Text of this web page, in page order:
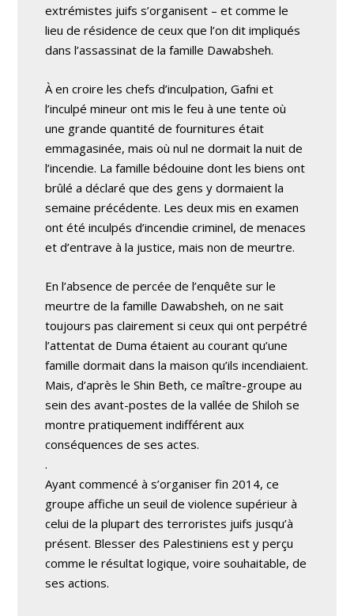
extrémistes juifs s’organisent – et comme le
lieu de résidence de ceux que l’on dit impliqués
dans l’assassinat de la famille Dawabsheh.
À en croire les chefs d’inculpation, Gafni et
l’inculpé mineur ont mis le feu à une tente où
une grande quantité de fournitures était
emmagasinée, mais où nul ne dormait la nuit de
l’incendie. La famille bédouine dont les biens ont
brûlé a déclaré que des gens y dormaient la
semaine précédente. Les deux mis en examen
ont été inculpés d’incendie criminel, de menaces
et d’entrave à la justice, mais non de meurtre.
En l’absence de percée de l’enquête sur le
meurtre de la famille Dawabsheh, on ne sait
toujours pas clairement si ceux qui ont perpétré
l’attentat de Duma étaient au courant qu’une
famille dormait dans la maison qu’ils incendiaient.
Mais, d’après le Shin Beth, ce maître-groupe au
sein des avant-postes de la vallée de Shiloh se
montre pratiquement indifférent aux
conséquences de ses actes.
.
Ayant commencé à s’organiser fin 2014, ce
groupe affiche un seuil de violence supérieur à
celui de la plupart des terroristes juifs jusqu’à
présent. Blesser des Palestiniens est y perçu
comme le résultat logique, voire souhaitable, de
ses actions.